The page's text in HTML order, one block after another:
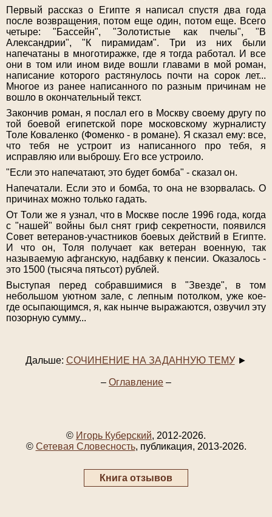
Первый рассказ о Египте я написал спустя два года
после возвращения, потом еще один, потом еще. Всего
четыре: "Бассейн", "Золотистые как пчелы", "В
Александрии", "К пирамидам". Три из них были
напечатаны в многотиражке, где я тогда работал. И все
они в том или ином виде вошли главами в мой роман,
написание которого растянулось почти на сорок лет...
Многое из ранее написанного по разным причинам не
вошло в окончательный текст.
Закончив роман, я послал его в Москву своему другу по
той боевой египетской поре московскому журналисту
Толе Коваленко (Фоменко - в романе). Я сказал ему: все,
что тебя не устроит из написанного про тебя, я
исправляю или выброшу. Его все устроило.
"Если это напечатают, это будет бомба" - сказал он.
Напечатали. Если это и бомба, то она не взорвалась. О
причинах можно только гадать.
От Толи же я узнал, что в Москве после 1996 года, когда
с "нашей" войны был снят гриф секретности, появился
Совет ветеранов-участников боевых действий в Египте.
И что он, Толя получает как ветеран военную, так
называемую афганскую, надбавку к пенсии. Оказалось -
это 1500 (тысяча пятьсот) рублей.
Выступая перед собравшимися в "Звезде", в том
небольшом уютном зале, с лепным потолком, уже кое-
где осыпающимся, я, как нынче выражаются, озвучил эту
позорную сумму...
Дальше: СОЧИНЕНИЕ НА ЗАДАННУЮ ТЕМУ►
– Оглавление –
© Игорь Куберский, 2012-2026.
© Сетевая Словесность, публикация, 2013-2026.
Книга отзывов